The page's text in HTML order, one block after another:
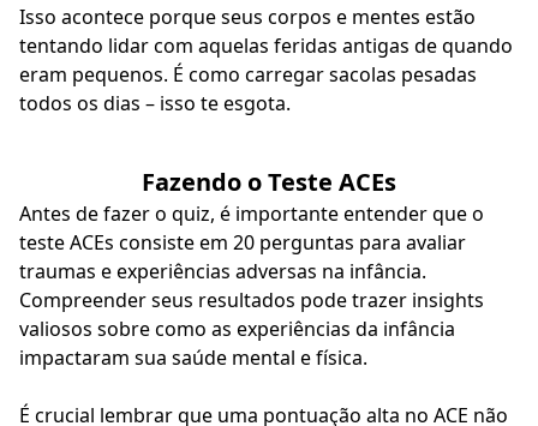
Isso acontece porque seus corpos e mentes estão
tentando lidar com aquelas feridas antigas de quando
eram pequenos. É como carregar sacolas pesadas
todos os dias – isso te esgota.
Fazendo o Teste ACEs
Antes de fazer o quiz, é importante entender que o
teste ACEs consiste em 20 perguntas para avaliar
traumas e experiências adversas na infância.
Compreender seus resultados pode trazer insights
valiosos sobre como as experiências da infância
impactaram sua saúde mental e física.
É crucial lembrar que uma pontuação alta no ACE não